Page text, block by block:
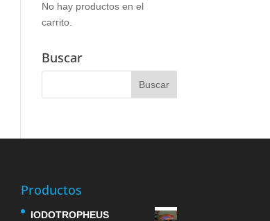
No hay productos en el
carrito.
Buscar
Productos
IODOTROPHEUS